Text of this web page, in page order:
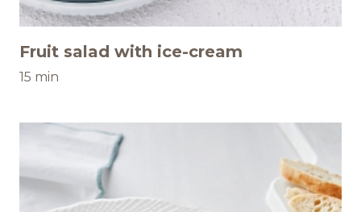
Fruit salad with ice-cream
15 min